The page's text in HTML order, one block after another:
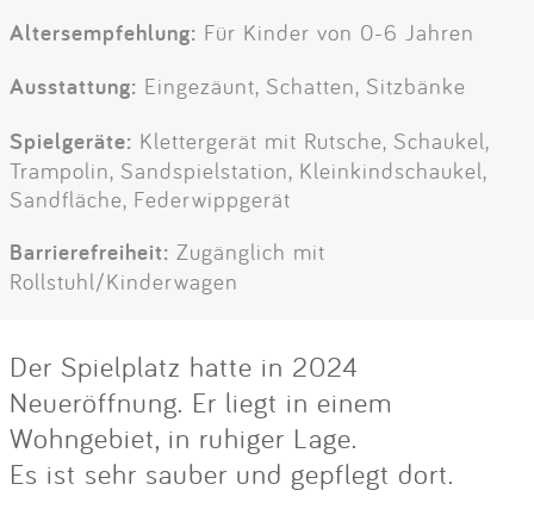
Altersempfehlung: Für Kinder von 0-6 Jahren
Ausstattung: Eingezäunt, Schatten, Sitzbänke
Spielgeräte: Klettergerät mit Rutsche, Schaukel,
Trampolin, Sandspielstation, Kleinkindschaukel,
Sandfläche, Federwippgerät
Barrierefreiheit: Zugänglich mit
Rollstuhl/Kinderwagen
Der Spielplatz hatte in 2024
Neueröffnung. Er liegt in einem
Wohngebiet, in ruhiger Lage.
Es ist sehr sauber und gepflegt dort.